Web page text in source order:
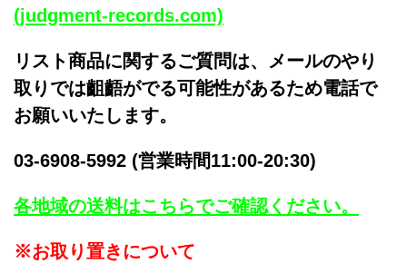
(judgment-records.com)
リスト商品に関するご質問は、メールのやり
取りでは齟齬がでる可能性があるため電話で
お願いいたします。
03-6908-5992 (営業時間11:00-20:30)
各地域の送料はこちらでご確認ください。
※お取り置きについて